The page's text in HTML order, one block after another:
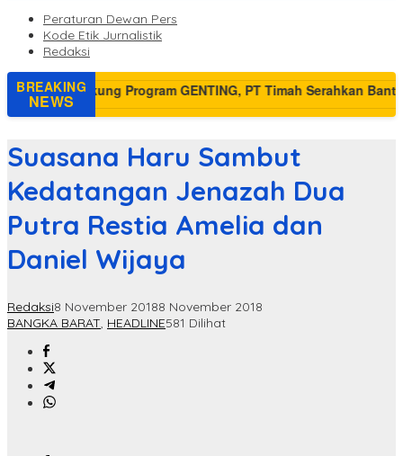
Peraturan Dewan Pers
Kode Etik Jurnalistik
Redaksi
BREAKING
NEWS
Suasana Haru Sambut
Kedatangan Jenazah Dua
Putra Restia Amelia dan
Daniel Wijaya
Redaksi8 November 20188 November 2018
BANGKA BARAT, HEADLINE581 Dilihat